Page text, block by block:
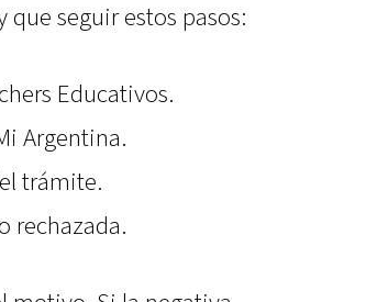
seguir estos pasos:
Educativos.
Argentina.
trámite.
rechazada.